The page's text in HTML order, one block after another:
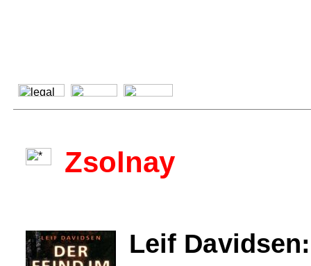
Zsolnay
Leif